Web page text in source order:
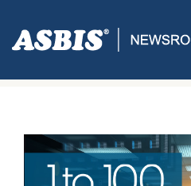
ASBIS CROATIA> SUPPLIERS>
IZVRSTAN IZBOR ZA